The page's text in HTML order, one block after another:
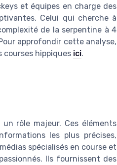
et équipes en charge des
Celui qui cherche à
de la serpentine à 4
approfondir cette analyse,
courses hippiques ici.
rôle majeur. Ces éléments
les plus précises,
spécialisés en course et
Ils fournissent des